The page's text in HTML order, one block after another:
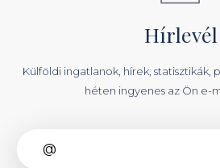
Hírlevél
Külföldi ingatlanok, hírek, statisztikák,
héten ingyenes az Ön e-